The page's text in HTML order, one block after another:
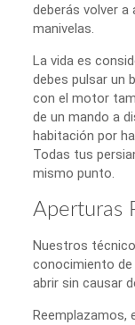
deberás volver
manivelas.
La vida es
debes pulsar un
con el motor
de un mando a
habitación por
Todas tus
mismo punto.
Aperturas
Nuestros
conocimiento
abrir sin causar
Reemplazamos,